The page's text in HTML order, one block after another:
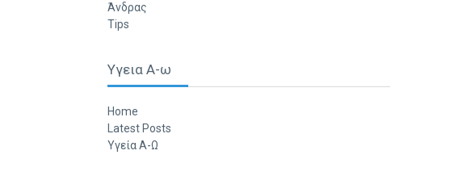
Άνδρας
Tips
Υγεια Α-ω
Home
Latest Posts
Υγεία Α-Ω